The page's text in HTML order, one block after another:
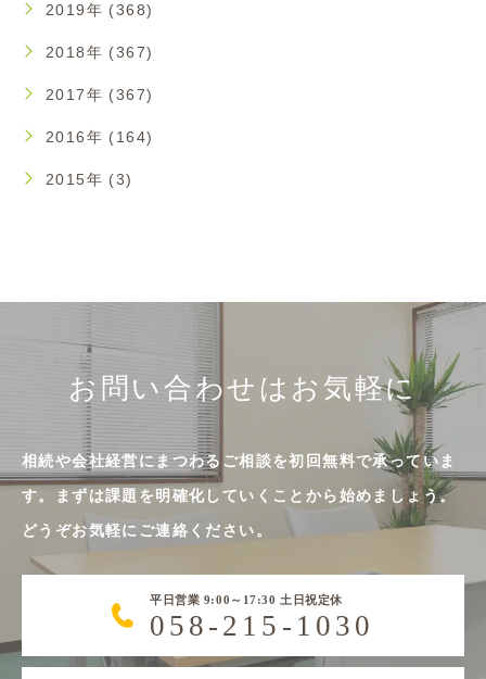
2019年 (368)
2018年 (367)
2017年 (367)
2016年 (164)
2015年 (3)
お問い合わせはお気軽に
相続や会社経営にまつわるご相談を初回無料で承っていま
す。まずは課題を明確化していくことから始めましょう。
どうぞお気軽にご連絡ください。
平日営業 9:00～17:30 土日祝定休
058-215-1030